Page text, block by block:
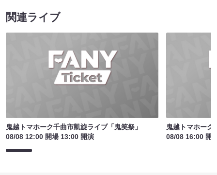
関連ライブ
鬼越トマホーク千曲市凱旋ライブ「鬼笑祭」
08/08 12:00 開場 13:00 開演
鬼越トマホーク
08/08 16:00 開